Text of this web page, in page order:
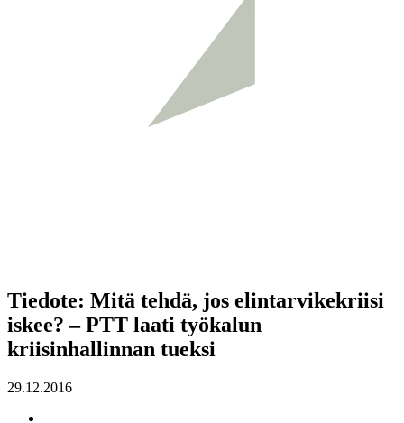
Tiedote: Mitä tehdä, jos elintarvikekriisi
iskee? – PTT laati työkalun
kriisinhallinnan tueksi
29.12.2016